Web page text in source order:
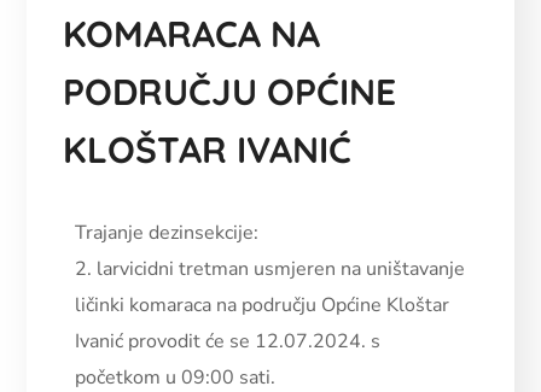
KOMARACA NA
PODRUČJU OPĆINE
KLOŠTAR IVANIĆ
Trajanje dezinsekcije:
2. larvicidni tretman usmjeren na uništavanje
ličinki komaraca na području Općine Kloštar
Ivanić provodit će se 12.07.2024. s
početkom u 09:00 sati.